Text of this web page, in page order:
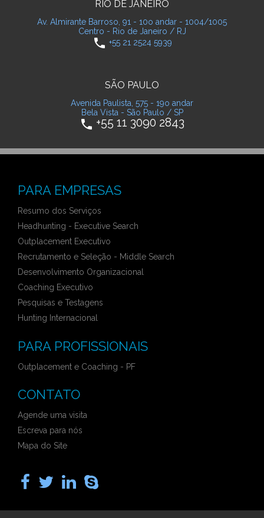
RIO DE JANEIRO
Av. Almirante Barroso, 91 - 10o andar - 1004/1005
Centro - Rio de Janeiro / RJ
phone +55 21 2524 5939
SÃO PAULO
Avenida Paulista, 575 - 19o andar
Bela Vista - São Paulo / SP
phone +55 11 3090 2843
PARA EMPRESAS
Resumo dos Serviços
Headhunting - Executive Search
Outplacement Executivo
Recrutamento e Seleção - Middle Search
Desenvolvimento Organizacional
Coaching Executivo
Pesquisas e Testagens
Hunting Internacional
PARA PROFISSIONAIS
Outplacement e Coaching - PF
CONTATO
Agende uma visita
Escreva para nós
Mapa do Site